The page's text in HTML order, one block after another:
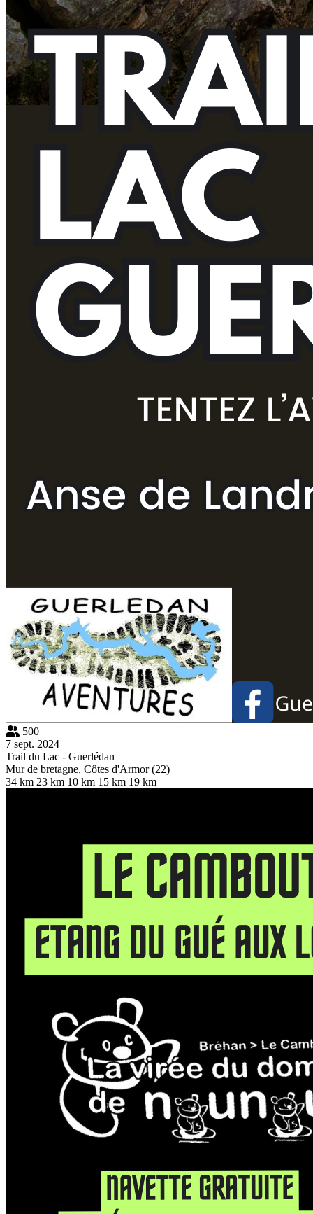
500
7 sept. 2024
Trail du Lac - Guerlédan
Mur de bretagne, Côtes d'Armor (22)
34 km 23 km 10 km 15 km 19 km